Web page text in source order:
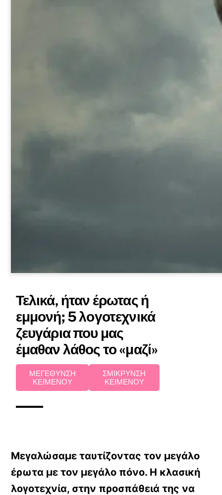
Τελικά, ήταν έρωτας ή
εμμονή; 5 λογοτεχνικά
ζευγάρια που μας
έμαθαν λάθος το «μαζί»
ΜΕΓΕΘΥΝΣΗ
ΚΕΙΜΕΝΟΥ
ΣΜΙΚΡΥΝΣΗ
ΚΕΙΜΕΝΟΥ
Μεγαλώσαμε ταυτίζοντας τον μεγάλο
έρωτα με τον μεγάλο πόνο. Η κλασική
λογοτεχνία, στην προσπάθειά της να